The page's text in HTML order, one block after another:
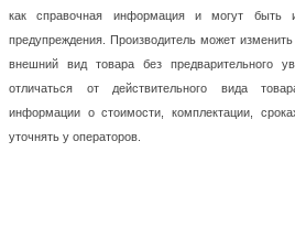
как справочная информация и могут
предупреждения. Производитель может
внешний вид товара без предварительного
отличаться от действительного вида
информации о стоимости, комплектации,
уточнять у операторов.